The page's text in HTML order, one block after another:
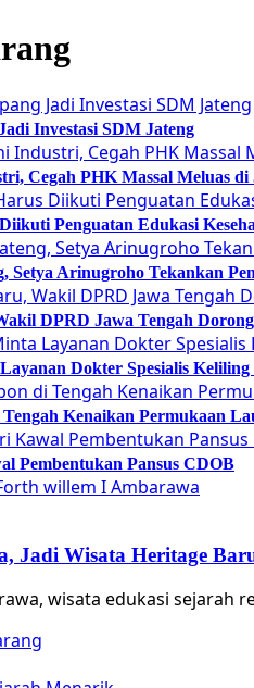
Investasi SDM Jateng
Cegah PHK Massal Meluas di
Penguatan Edukasi
Setya Arinugroho Tekankan
DPRD Jawa Tengah
Dokter Spesialis
Kenaikan Permukaan
Pembentukan Pansus CDOB
Jadi Wisata Heritage
wisata edukasi sejarah